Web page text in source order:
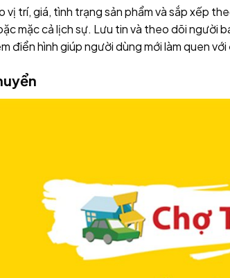
vị trí, giá, tình trạng sản phẩm và sắp xếp
mặc cả lịch sự. Lưu tin và theo dõi người
điển hình giúp người dùng mới làm quen với